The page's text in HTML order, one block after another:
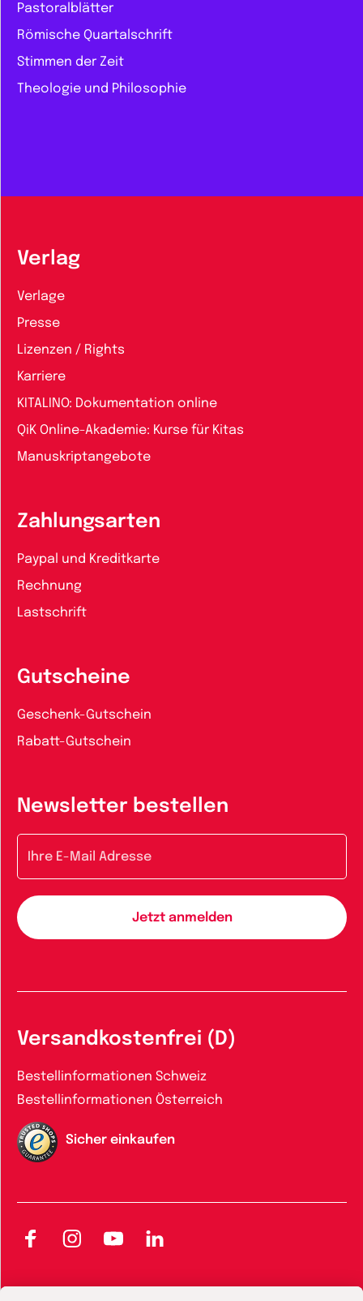
Pastoralblätter
Römische Quartalschrift
Stimmen der Zeit
Theologie und Philosophie
Verlag
Verlage
Presse
Lizenzen / Rights
Karriere
KITALINO: Dokumentation online
QiK Online-Akademie: Kurse für Kitas
Manuskriptangebote
Zahlungsarten
Paypal und Kreditkarte
Rechnung
Lastschrift
Gutscheine
Geschenk-Gutschein
Rabatt-Gutschein
Newsletter bestellen
Versandkostenfrei (D)
Bestellinformationen Schweiz
Bestellinformationen Österreich
Sicher einkaufen
FacebookInstagramYouTubeLinkedIn